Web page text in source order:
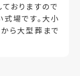
おりますので
場です。大小
ら大型葬まで